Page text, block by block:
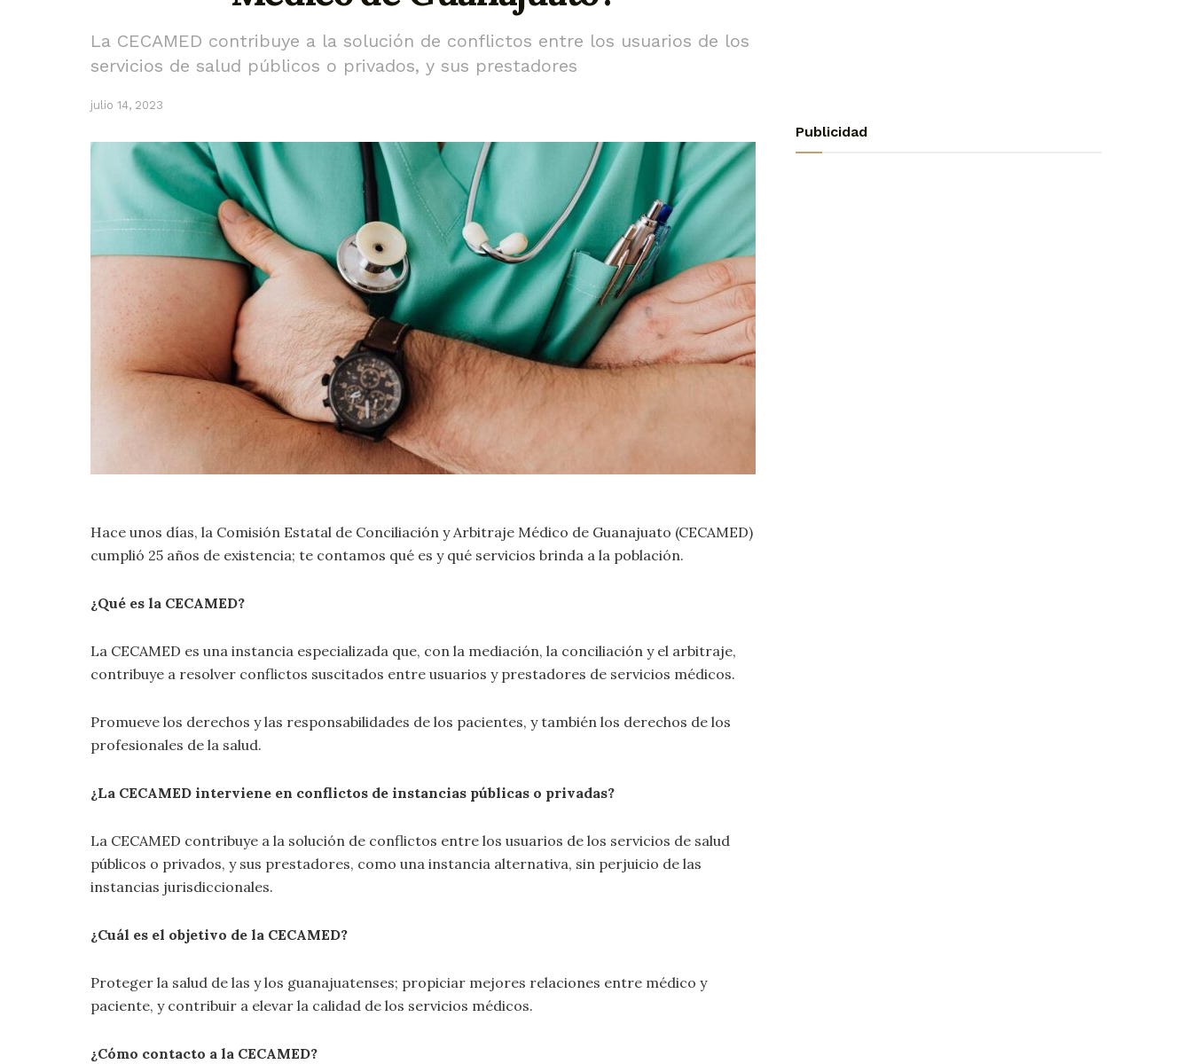
La CECAMED contribuye a la solución de conflictos entre los usuarios de los
servicios de salud públicos o privados, y sus prestadores
julio 14, 2023
Hace unos días, la Comisión Estatal de Conciliación y Arbitraje Médico de Guanajuato (CECAMED)
cumplió 25 años de existencia; te contamos qué es y qué servicios brinda a la población.
¿Qué es la CECAMED?
La CECAMED es una instancia especializada que, con la mediación, la conciliación y el arbitraje,
contribuye a resolver conflictos suscitados entre usuarios y prestadores de servicios médicos.
Promueve los derechos y las responsabilidades de los pacientes, y también los derechos de los
profesionales de la salud.
¿La CECAMED interviene en conflictos de instancias públicas o privadas?
La CECAMED contribuye a la solución de conflictos entre los usuarios de los servicios de salud
públicos o privados, y sus prestadores, como una instancia alternativa, sin perjuicio de las
instancias jurisdiccionales.
¿Cuál es el objetivo de la CECAMED?
Proteger la salud de las y los guanajuatenses; propiciar mejores relaciones entre médico y
paciente, y contribuir a elevar la calidad de los servicios médicos.
¿Cómo contacto a la CECAMED?
Publicidad